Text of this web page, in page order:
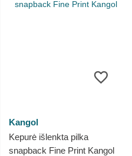
Kangol
Kepurė išlenkta pilka
snapback Fine Print Kangol